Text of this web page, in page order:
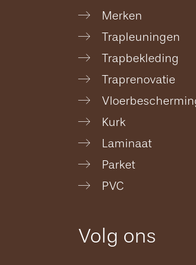
Merken
Trapleuningen
Trapbekleding
Traprenovatie
Kurk
Laminaat
Parket
PVC
Volg ons